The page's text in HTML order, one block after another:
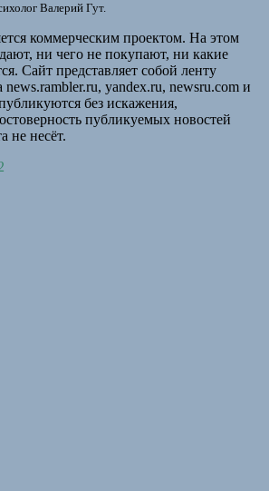
Валерий Гут.
коммерческим проектом. На этом
ни чего не покупают, ни какие
Сайт представляет собой ленту
news.rambler.ru, yandex.ru, newsru.com и
без искажения,
публикуемых новостей
не несёт.